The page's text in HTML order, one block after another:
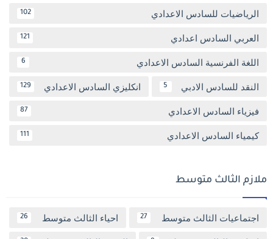
الرياضيات للسادس الاعدادي 102
العربي السادس اعدادي 121
اللغة الفرنسية السادس الاعدادي 6
النقد للسادس الادبي 5 انكليزي السادس الاعدادي 129
فيزياء السادس الاعدادي 87
كيمياء السادس الاعدادي 111
ملازم الثالث متوسط
اجتماعيات الثالث متوسط 27 احياء الثالث متوسط 26